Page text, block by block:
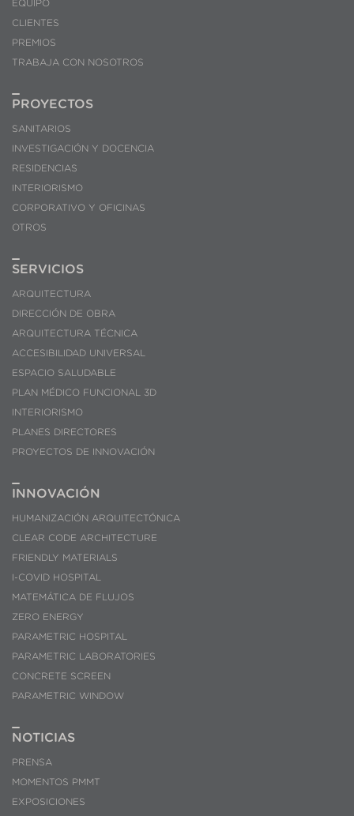
EQUIPO
CLIENTES
PREMIOS
TRABAJA CON NOSOTROS
PROYECTOS
SANITARIOS
INVESTIGACIÓN Y DOCENCIA
RESIDENCIAS
INTERIORISMO
CORPORATIVO Y OFICINAS
OTROS
SERVICIOS
ARQUITECTURA
DIRECCIÓN DE OBRA
ARQUITECTURA TÉCNICA
ACCESIBILIDAD UNIVERSAL
ESPACIO SALUDABLE
PLAN MÉDICO FUNCIONAL 3D
INTERIORISMO
PLANES DIRECTORES
PROYECTOS DE INNOVACIÓN
INNOVACIÓN
HUMANIZACIÓN ARQUITECTÓNICA
CLEAR CODE ARCHITECTURE
FRIENDLY MATERIALS
I-COVID HOSPITAL
MATEMÁTICA DE FLUJOS
ZERO ENERGY
PARAMETRIC HOSPITAL
PARAMETRIC LABORATORIES
CONCRETE SCREEN
PARAMETRIC WINDOW
NOTICIAS
PRENSA
MOMENTOS PMMT
EXPOSICIONES